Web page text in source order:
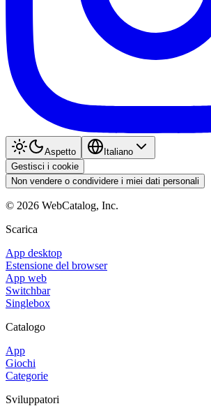
Aspetto
Italiano
Gestisci i cookie
Non vendere o condividere i miei dati personali
© 2026 WebCatalog, Inc.
Scarica
App desktop
Estensione del browser
App web
Switchbar
Singlebox
Catalogo
App
Giochi
Categorie
Sviluppatori